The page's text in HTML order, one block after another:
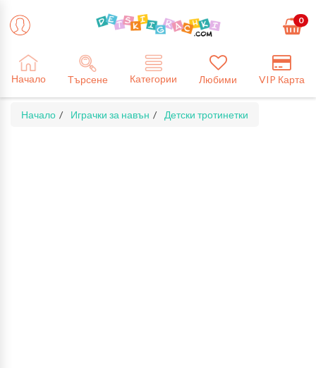
0
Начало Търсене Категории Любими VIP Карта
Начало Играчки за навън Детски тротинетки